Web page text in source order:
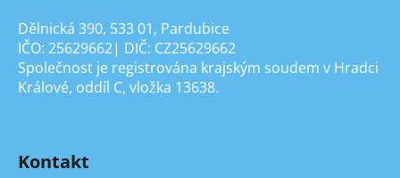
Dělnická 390, 533 01, Pardubice
IČO: 25629662| DIČ: CZ25629662
Společnost je registrována krajským soudem v Hradci
Králové, oddíl C, vložka 13638.
Kontakt